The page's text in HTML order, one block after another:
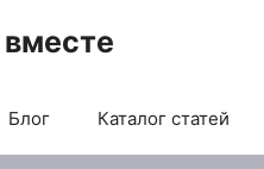
Блог Каталог статей